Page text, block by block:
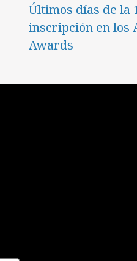
Últimos días de la
inscripción en los
Awards